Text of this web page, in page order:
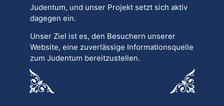
Judentum, und unser Projekt setzt sich aktiv
dagegen ein.
Unser Ziel ist es, den Besuchern unserer
Website, eine zuverlässige Informationsquelle
zum Judentum bereitzustellen.